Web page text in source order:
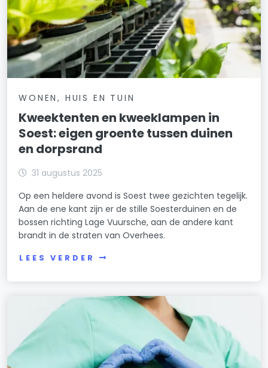
WONEN, HUIS EN TUIN
Kweektenten en kweeklampen in
Soest: eigen groente tussen duinen
en dorpsrand
31 augustus 2025
Op een heldere avond is Soest twee gezichten tegelijk.
Aan de ene kant zijn er de stille Soesterduinen en de
bossen richting Lage Vuursche, aan de andere kant
brandt in de straten van Overhees.
LEES VERDER